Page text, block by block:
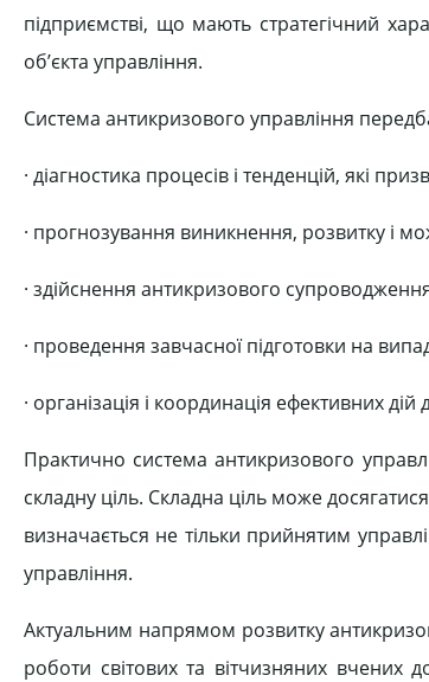
підприємстві, що мають стратегічний
об’єкта управління.
Система антикризового управління
· діагностика процесів і тенденцій, які
· прогнозування виникнення, розвитку і
· здійснення антикризового
· проведення завчасної підготовки на
· організація і координація ефективних
Практично система антикризового
складну ціль. Складна ціль може
визначається не тільки прийнятим
управління.
Актуальним напрямом розвитку
роботи світових та вітчизняних вчених